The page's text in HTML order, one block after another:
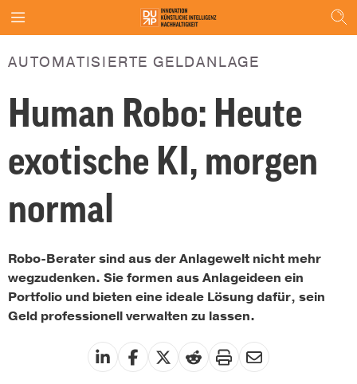
AUTOMATISIERTE GELDANLAGE
Human Robo: Heute
exotische KI, morgen
normal
Robo-Berater sind aus der Anlagewelt nicht mehr
wegzudenken. Sie formen aus Anlageideen ein
Portfolio und bieten eine ideale Lösung dafür, sein
Geld professionell verwalten zu lassen.